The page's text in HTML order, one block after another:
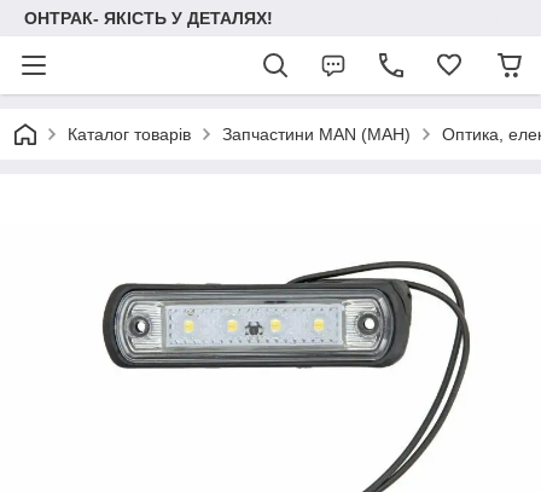
ОНТРАК- ЯКІСТЬ У ДЕТАЛЯХ!
Каталог товарів Запчастини MAN (МАН) Оптика,